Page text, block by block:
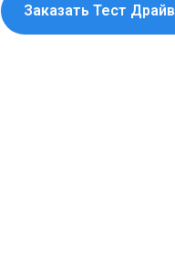
Заказать Тест Драйв